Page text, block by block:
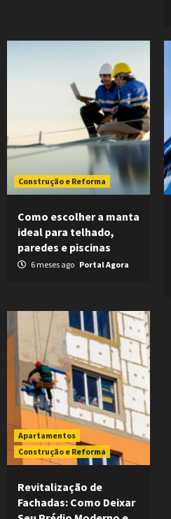
Construção e Reforma
Como escolher a manta
ideal para telhado,
paredes e piscinas
6 meses ago Portal Agora
Apartamentos
Construção e Reforma
Revitalização de
Fachadas: Como Deixar